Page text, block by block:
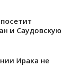
и Саудовскую
Ирака не